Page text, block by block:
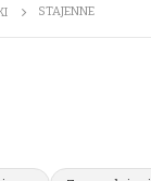
STAJENNE